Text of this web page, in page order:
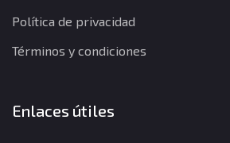
Política de privacidad
Términos y condiciones
Enlaces útiles